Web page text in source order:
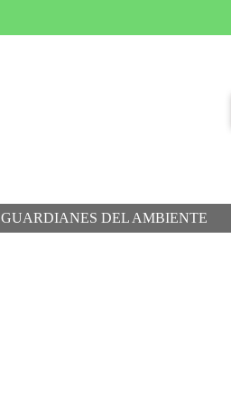
GUARDIANES DEL AMBIENTE